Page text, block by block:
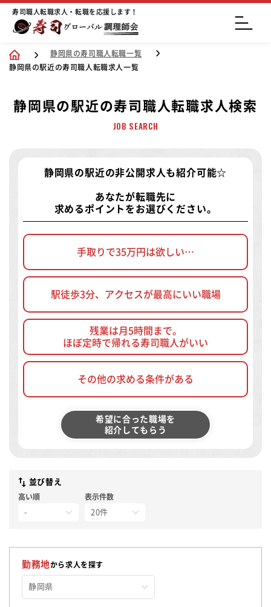
寿司職人転職求人・転職を応援します！
静岡県の寿司職人転職一覧
静岡県の駅近の寿司職人転職求人一覧
静岡県の駅近の寿司職人転職求人検索
JOB SEARCH
静岡県の駅近の非公開求人 も紹介可能☆
あなたが転職先に
求めるポイントをお選びください。
手取りで35万円は欲しい…
駅徒歩3分、アクセスが最高にいい職場
残業は月5時間まで。
ほぼ定時で帰れる寿司職人がいい
その他の求める条件がある
希望に合った職場を
紹介してもらう
並び替え
高い順 表示件数
勤務地から求人を探す